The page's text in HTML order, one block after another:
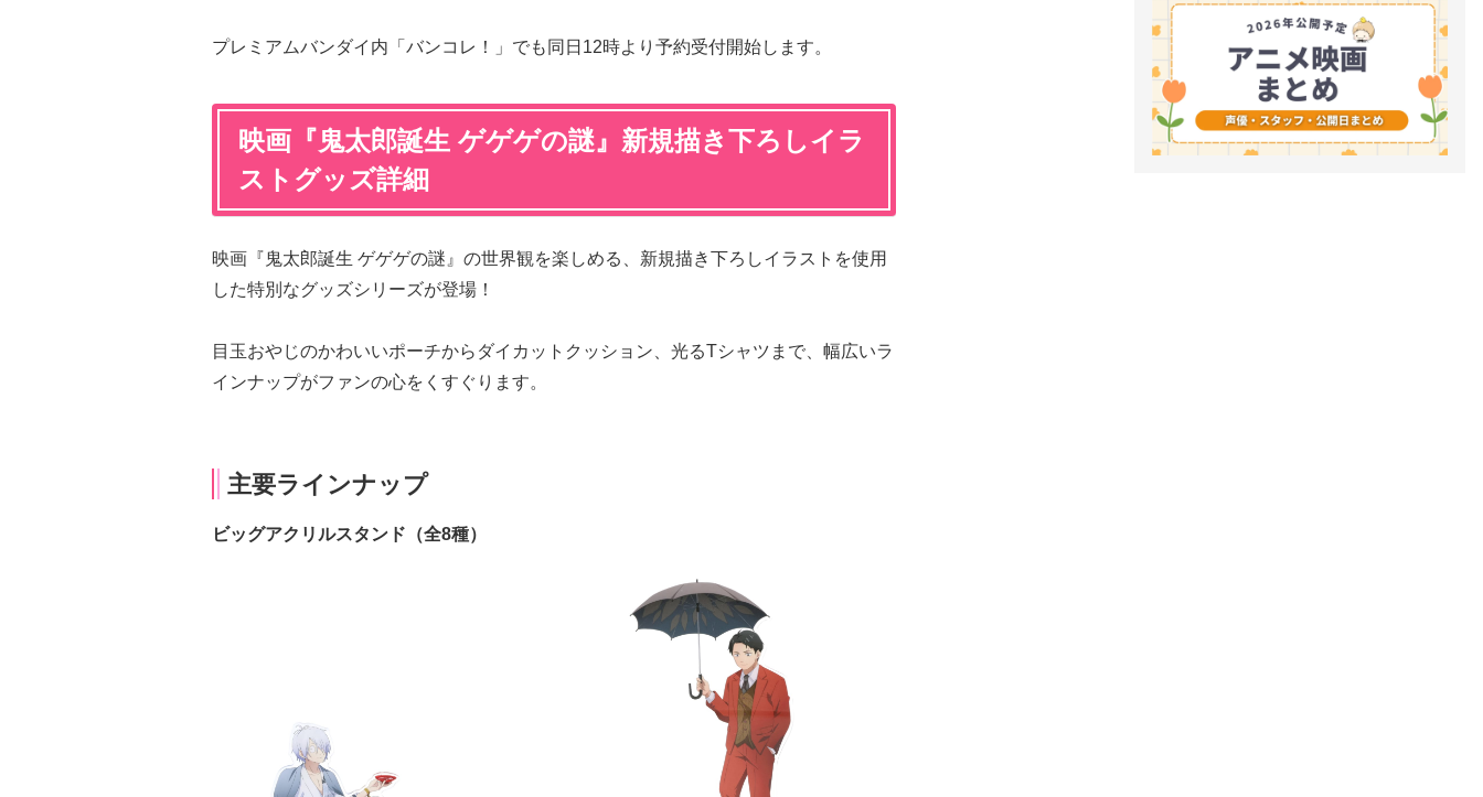
プレミアムバンダイ内「バンコレ！」でも同日12時より予約受付開始します。
映画『鬼太郎誕生 ゲゲゲの謎』新規描き下ろしイラ
ストグッズ詳細
映画『鬼太郎誕生 ゲゲゲの謎』の世界観を楽しめる、新規描き下ろしイラストを使用
した特別なグッズシリーズが登場！
目玉おやじのかわいいポーチからダイカットクッション、光るTシャツまで、幅広いラ
インナップがファンの心をくすぐります。
主要ラインナップ
ビッグアクリルスタンド（全8種）